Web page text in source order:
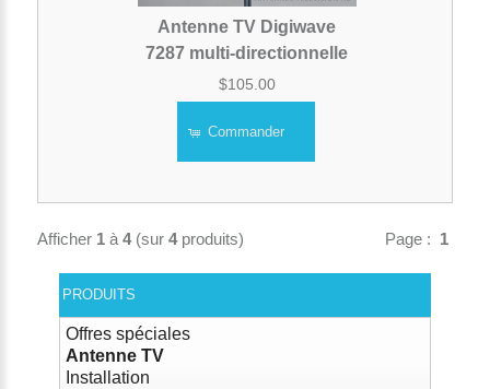
Antenne TV Digiwave
7287 multi-directionnelle
$105.00
Commander
Page : 1
Afficher 1à 4(sur 4produits)
PRODUITS
Offres spéciales
Antenne TV
Installation